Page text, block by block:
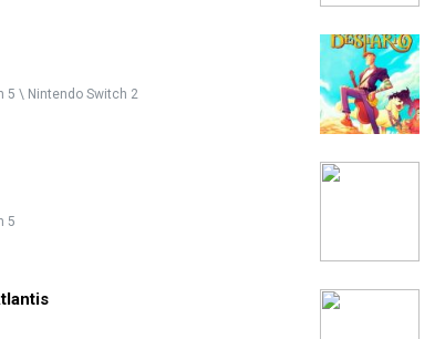
5 \ Nintendo Switch 2
5